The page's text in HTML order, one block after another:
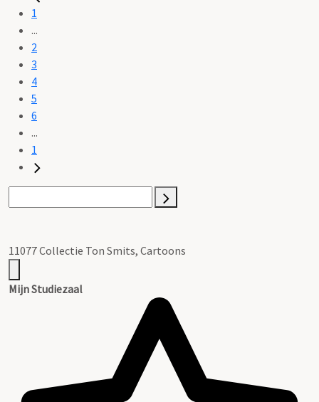
1
...
2
3
4
5
6
...
1
11077 Collectie Ton Smits, Cartoons
Mijn Studiezaal